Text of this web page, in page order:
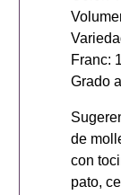
Franc:
Grado
de
con
pato,